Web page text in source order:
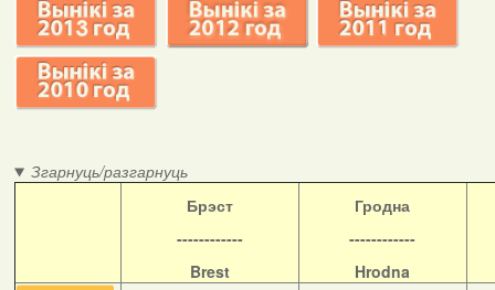
Згарнуць/разгарнуць
Брэст
------------
Brest
Гродна
------------
Hrodna